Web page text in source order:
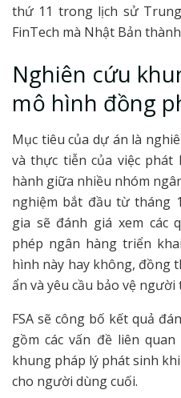
thứ 11 trong lịch sử
FinTech mà Nhật Bản
Nghiên cứu
mô hình đồng
Mục tiêu của dự án là
và thực tiễn của việc phát
hành giữa nhiều nhóm
nghiệm bắt đầu từ tháng
gia sẽ đánh giá xem các
phép ngân hàng triển
hình này hay không, đồng
ẩn và yêu cầu bảo vệ người
FSA sẽ công bố kết quả
gồm các vấn đề liên
khung pháp lý phát sinh
cho người dùng cuối.